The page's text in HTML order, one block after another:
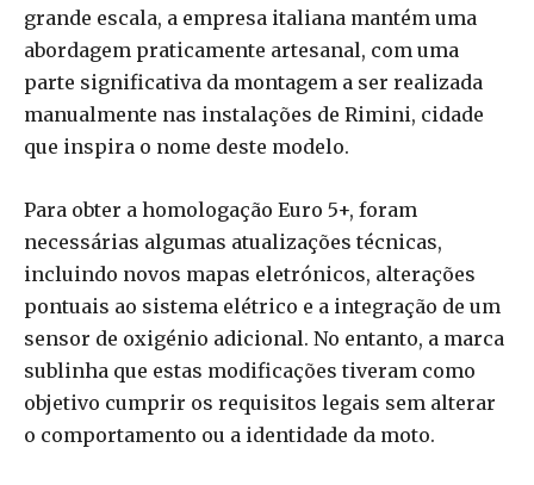
grande escala, a empresa italiana mantém uma
abordagem praticamente artesanal, com uma
parte significativa da montagem a ser realizada
manualmente nas instalações de Rimini, cidade
que inspira o nome deste modelo.
Para obter a homologação Euro 5+, foram
necessárias algumas atualizações técnicas,
incluindo novos mapas eletrónicos, alterações
pontuais ao sistema elétrico e a integração de um
sensor de oxigénio adicional. No entanto, a marca
sublinha que estas modificações tiveram como
objetivo cumprir os requisitos legais sem alterar
o comportamento ou a identidade da moto.